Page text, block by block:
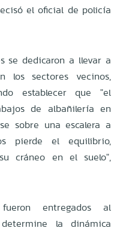
el oficial de policía
se dedicaron a llevar a
los sectores vecinos,
establecer que "el
de albañilería en
sobre una escalera a
pierde el equilibrio,
cráneo en el suelo",
entregados al
la dinámica